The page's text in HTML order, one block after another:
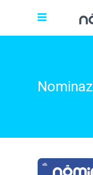
Nominaz